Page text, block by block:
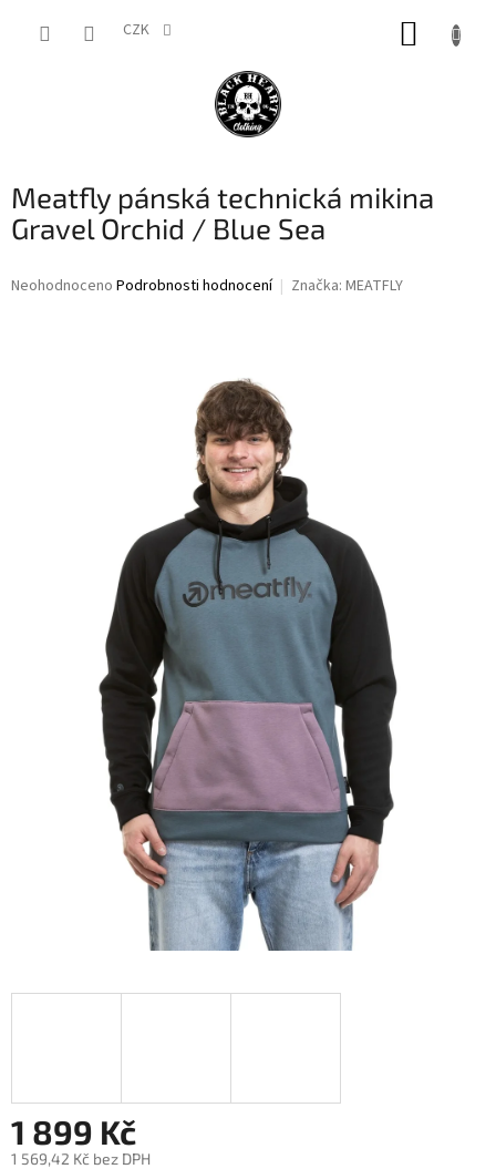
CZK
Meatfly pánská technická mikina
Gravel Orchid / Blue Sea
Průměrné
Neohodnoceno Podrobnosti hodnocení Značka: MEATFLY
1 899 Kč
1 569,42 Kč bez DPH